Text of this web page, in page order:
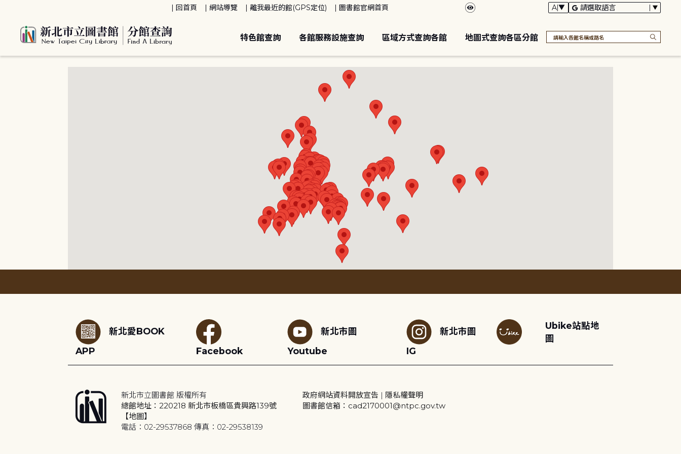
回首頁 網站導覽 離我最近的館(GPS定位) 圖書館官網首頁
特色館查詢 各館服務設施查詢 區域方式查詢各館 地圖式查詢各區分館
新北愛BOOK
APP
Facebook
新北市圖
Youtube
新北市圖
IG
Ubike站點地
圖
新北市立圖書館 版權所有
總館地址：220218 新北市板橋區貴興路139號
【地圖】
電話：02-29537868 傳真：02-29538139
政府網站資料開放宣告 | 隱私權聲明
圖書館信箱：cad2170001@ntpc.gov.tw